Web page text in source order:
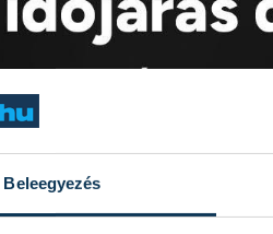
Beleegyezés